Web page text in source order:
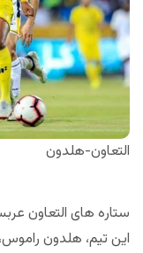
التعاون-هلدون
ستاره های التعاون
این تیم، هلدون